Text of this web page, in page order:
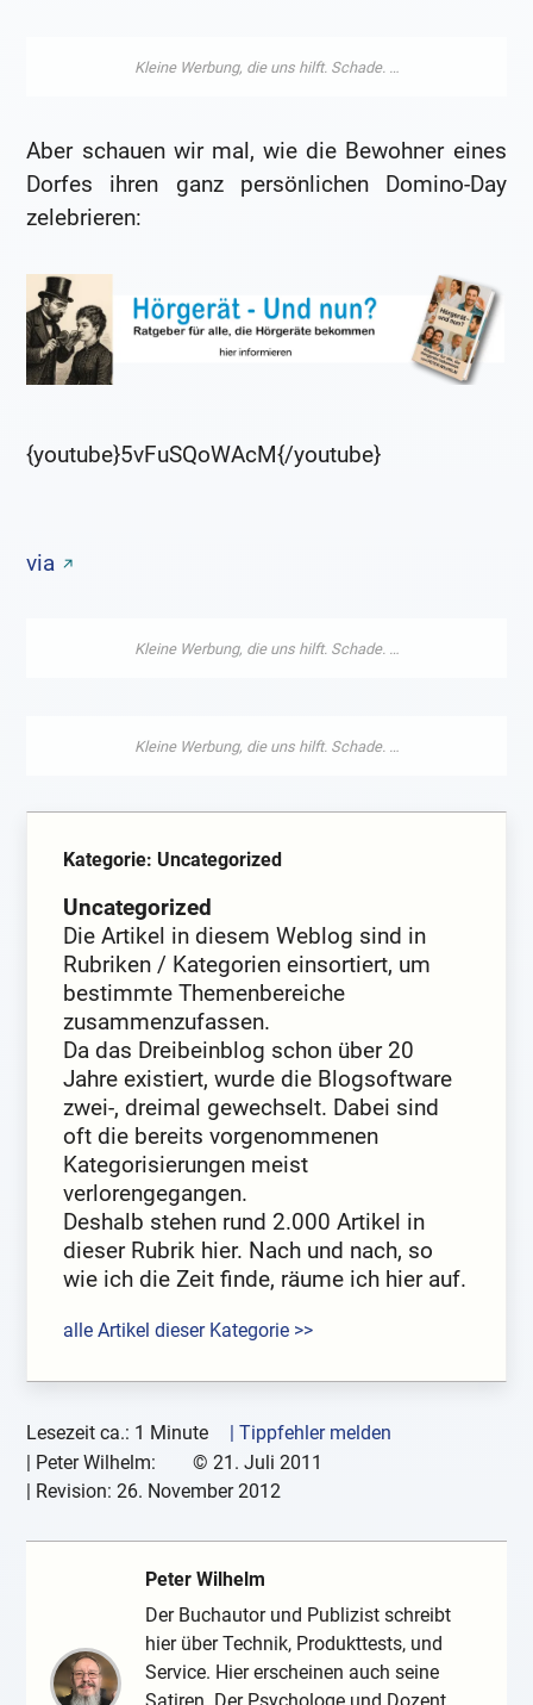
Aber schauen wir mal, wie die Bewohner eines
Dorfes ihren ganz persönlichen Domino-Day
zelebrieren:
{youtube}5vFuSQoWAcM{/youtube}
via
Kategorie: Uncategorized
Uncategorized
Die Artikel in diesem Weblog sind in
Rubriken / Kategorien einsortiert, um
bestimmte Themenbereiche
zusammenzufassen.
Da das Dreibeinblog schon über 20
Jahre existiert, wurde die Blogsoftware
zwei-, dreimal gewechselt. Dabei sind
oft die bereits vorgenommenen
Kategorisierungen meist
verlorengegangen.
Deshalb stehen rund 2.000 Artikel in
dieser Rubrik hier. Nach und nach, so
wie ich die Zeit finde, räume ich hier auf.
alle Artikel dieser Kategorie >>
Lesezeit ca.: 1 Minute
| Tippfehler melden
Peter Wilhelm: © 21. Juli 2011
| Revision:26. November 2012
Peter Wilhelm
Der Buchautor und Publizist schreibt
hier über Technik, Produkttests, und
Service. Hier erscheinen auch seine